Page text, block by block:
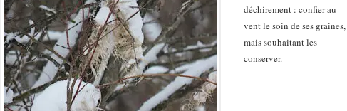
déchirement : confier au
vent le soin de ses graines,
mais souhaitant les
conserver.